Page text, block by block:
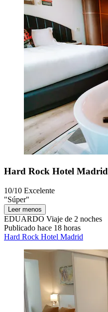
Hard Rock Hotel Madrid
10/10 Excelente
"Súper"
Leer menos
EDUARDO Viaje de 2 noches
Publicado hace 18 horas
Hard Rock Hotel Madrid